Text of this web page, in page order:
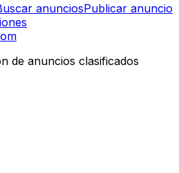
anunciosPublicar anuncio
de anuncios clasificados